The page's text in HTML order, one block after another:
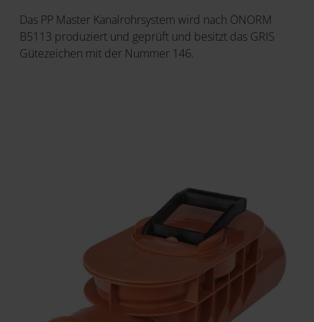
Das PP Master Kanalrohrsystem wird nach ÖNORM
B5113 produziert und geprüft und besitzt das GRIS
Gütezeichen mit der Nummer 146.